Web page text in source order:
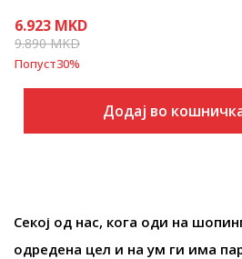
6.923 MKD
9.890MKD
Попуст30%
Додај во
Секој од нас, кога оди на
одредена цел и на ум ги има